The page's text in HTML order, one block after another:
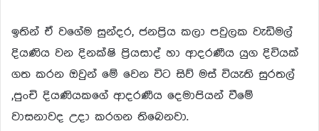
ඉතින් ඒ වගේම සුන්දර, ජනප්‍රිය කලා පවුලක වැඩිමල්
දියණිය වන දිනක්ෂි ප්‍රියසාද් හා ආදරණීය යුග දිවියක්
ගත කරන ඔවුන් මේ වෙන විට සිව් මස් වියැති සුරතල්
,පුංචි දියණියකගේ ආදරණීය දෙමාපියන් වීමේ
වාසනාවද උදා කරගන තිබෙනවා.